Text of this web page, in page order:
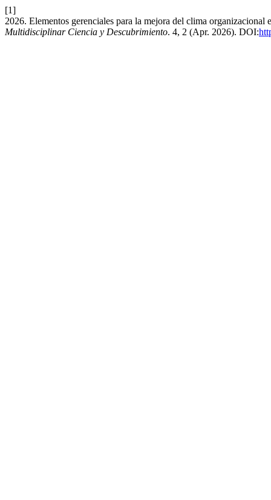
[1]
2026. Elementos gerenciales para la mejora del clima
Multidisciplinar Ciencia y Descubrimiento. 4, 2 (Apr. 2026). DOI: